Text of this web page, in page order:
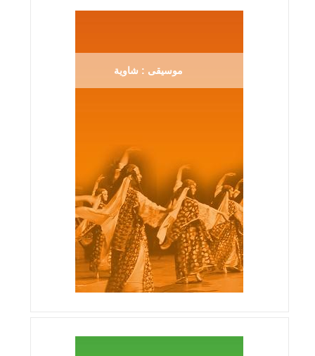
موسيقى : شاوية